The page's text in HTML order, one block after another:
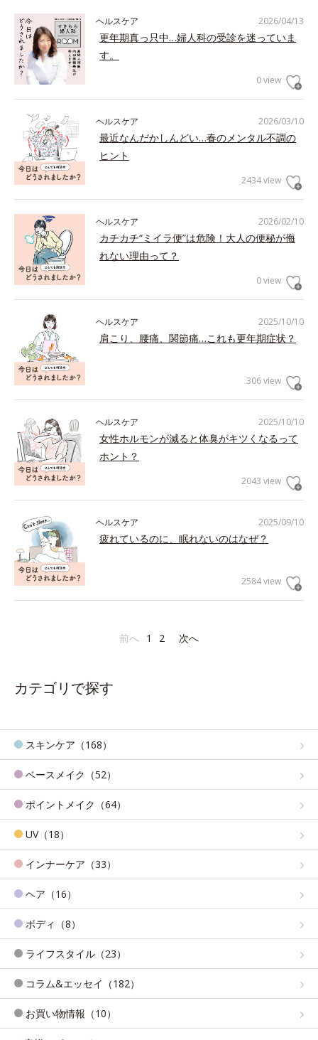
2026/04/13
ヘルスケア
更年期真っ只中…婦人科の受診を迷っていま
す。
0 view
2026/03/10
ヘルスケア
最近なんだかしんどい…春のメンタル不調の
ヒント
2434 view
2026/02/10
ヘルスケア
カチカチ“ミイラ便”は危険！大人の便秘が侮
れない理由って？
0 view
2025/10/10
ヘルスケア
肩こり、腰痛、関節痛…これも更年期症状？
306 view
2025/10/10
ヘルスケア
女性ホルモンが減ると体臭がキツくなるって
ホント？
2043 view
2025/09/10
ヘルスケア
疲れているのに、眠れないのはなぜ？
2584 view
前へ 1 2 次へ
カテゴリで探す
スキンケア（168）
ベースメイク（52）
ポイントメイク（64）
UV（18）
インナーケア（33）
ヘア（16）
ボディ（8）
ライフスタイル（23）
コラム&エッセイ（182）
お買い物情報（10）